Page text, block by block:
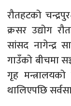
रौतहटको
क्रसर उद्योग
सांसद नागेन्द्र
गाउँको बीचमा
गृह
थालिएपछि